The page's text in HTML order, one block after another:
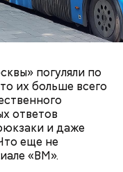
погуляли по
их больше всего
ответов
и даже
еще не
«ВМ».
МОСКВА